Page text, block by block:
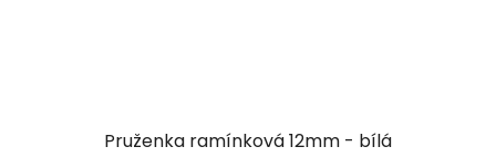
Pruženka ramínková 12mm - bílá